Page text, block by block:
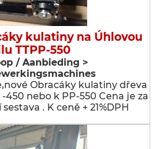
kulatiny na Úhlovou
TTPP-550
/ Aanbieding >
Obracáky kulatiny dřeva
450 nebo k PP-550 Cena je za
. K ceně + 21%DPH